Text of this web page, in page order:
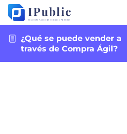
¿Qué se puede vender a
través de Compra Ágil?